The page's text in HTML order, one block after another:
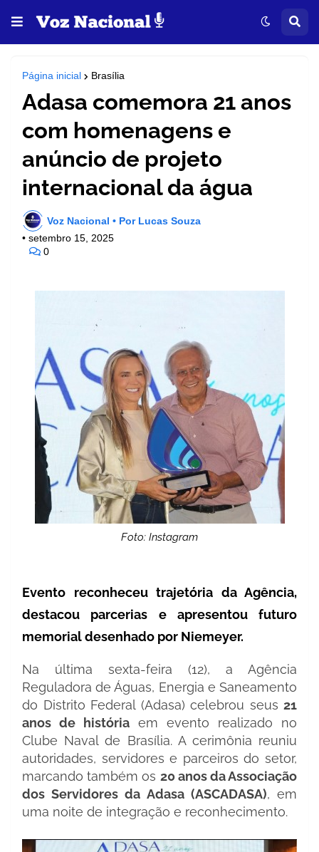
Página inicial Brasília
Adasa comemora 21 anos
com homenagens e
anúncio de projeto
internacional da água
Voz Nacional • Por Lucas Souza
• setembro 15, 2025
0
Foto: Instagram
Evento reconheceu trajetória da Agência,
destacou parcerias e apresentou futuro
memorial desenhado por Niemeyer.
Na última sexta-feira (12), a Agência
Reguladora de Águas, Energia e Saneamento
do Distrito Federal (Adasa) celebrou seus 21
anos de história em evento realizado no
Clube Naval de Brasília. A cerimônia reuniu
autoridades, servidores e parceiros do setor,
marcando também os 20 anos da Associação
dos Servidores da Adasa (ASCADASA), em
uma noite de integração e reconhecimento.